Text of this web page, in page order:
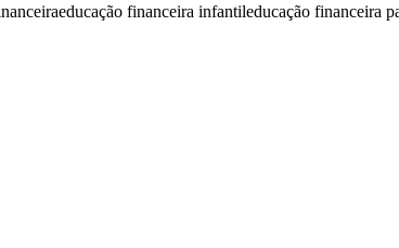
educação financeira infantileducação financeira